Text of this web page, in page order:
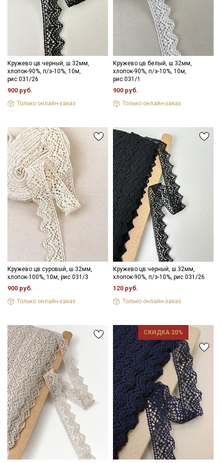
Кружево цв.черный, ш.32мм,
хлопок-90%, п/э-10%, 10м,
рис.031/26
900 руб.
Только онлайн-заказ
Кружево цв.белый, ш.32мм,
хлопок-90%, п/э-10%, 10м,
рис.031/1
900 руб.
Только онлайн-заказ
Кружево цв.суровый, ш.32мм,
хлопок-100%, 10м, рис.031/3
900 руб.
Только онлайн-заказ
Кружево цв.черный, ш.32мм,
хлопок-90%, п/э-10%, рис.031/26
120 руб.
Только онлайн-заказ
СКИДКА 20%
Секретная рассылка от Купава
Мы публикуем здесь дополнительные
промокоды и скидки до 30% на узкие
категории тканей
Электронная почта
Подписаться
Ознакомлен(а) сПолитикой обработки персональных
данныхи даюСогласие на обработку персональных
данных
ДаюСогласие на получение рекламных и
информационных рассылок